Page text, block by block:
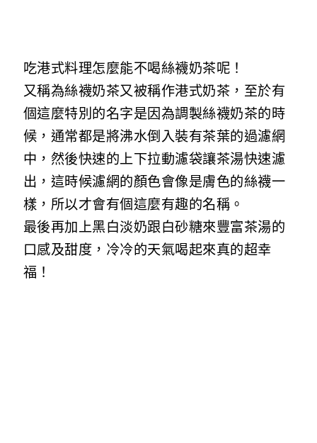
吃港式料理怎麼能不喝絲襪奶茶呢！
又稱為絲襪奶茶又被稱作港式奶茶，至於有
個這麼特別的名字是因為調製絲襪奶茶的時
候，通常都是將沸水倒入裝有茶葉的過濾網
中，然後快速的上下拉動濾袋讓茶湯快速濾
出，這時候濾網的顏色會像是膚色的絲襪一
樣，所以才會有個這麼有趣的名稱。
最後再加上黑白淡奶跟白砂糖來豐富茶湯的
口感及甜度，冷冷的天氣喝起來真的超幸
福！